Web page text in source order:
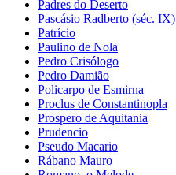
Padres do Deserto
Pascásio Radberto (séc. IX)
Patrício
Paulino de Nola
Pedro Crisólogo
Pedro Damião
Policarpo de Esmirna
Proclus de Constantinopla
Prospero de Aquitania
Prudencio
Pseudo Macario
Rábano Mauro